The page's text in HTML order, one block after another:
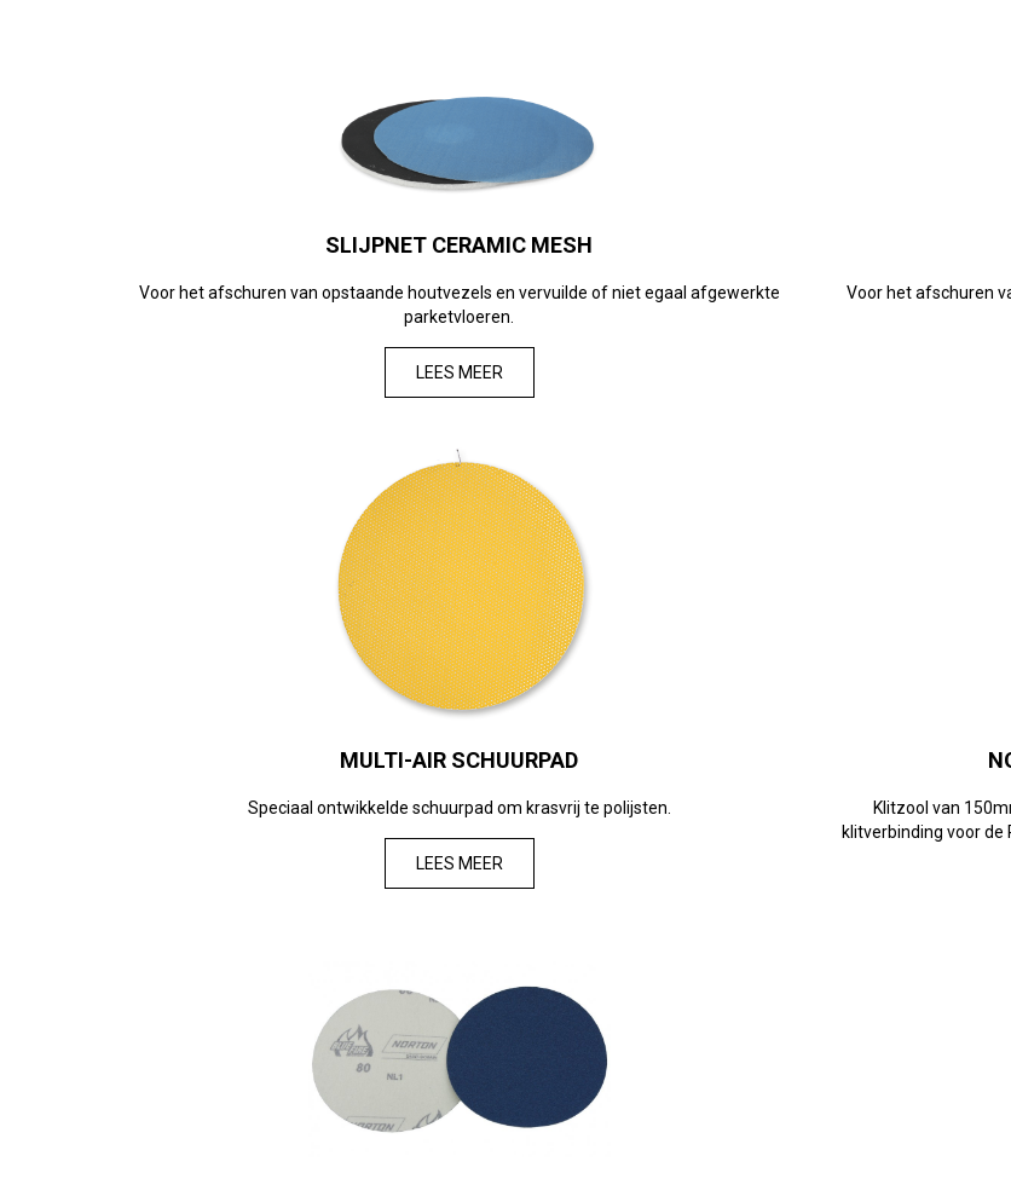
SLIJPNET CERAMIC MESH
Voor het afschuren van opstaande houtvezels en vervuilde of niet egaal afgewerkte
parketvloeren.
LEES MEER
Voor het afschuren
MULTI-AIR SCHUURPAD
Speciaal ontwikkelde schuurpad om krasvrij te polijsten.
LEES MEER
Klitzool van
klitverbinding voor